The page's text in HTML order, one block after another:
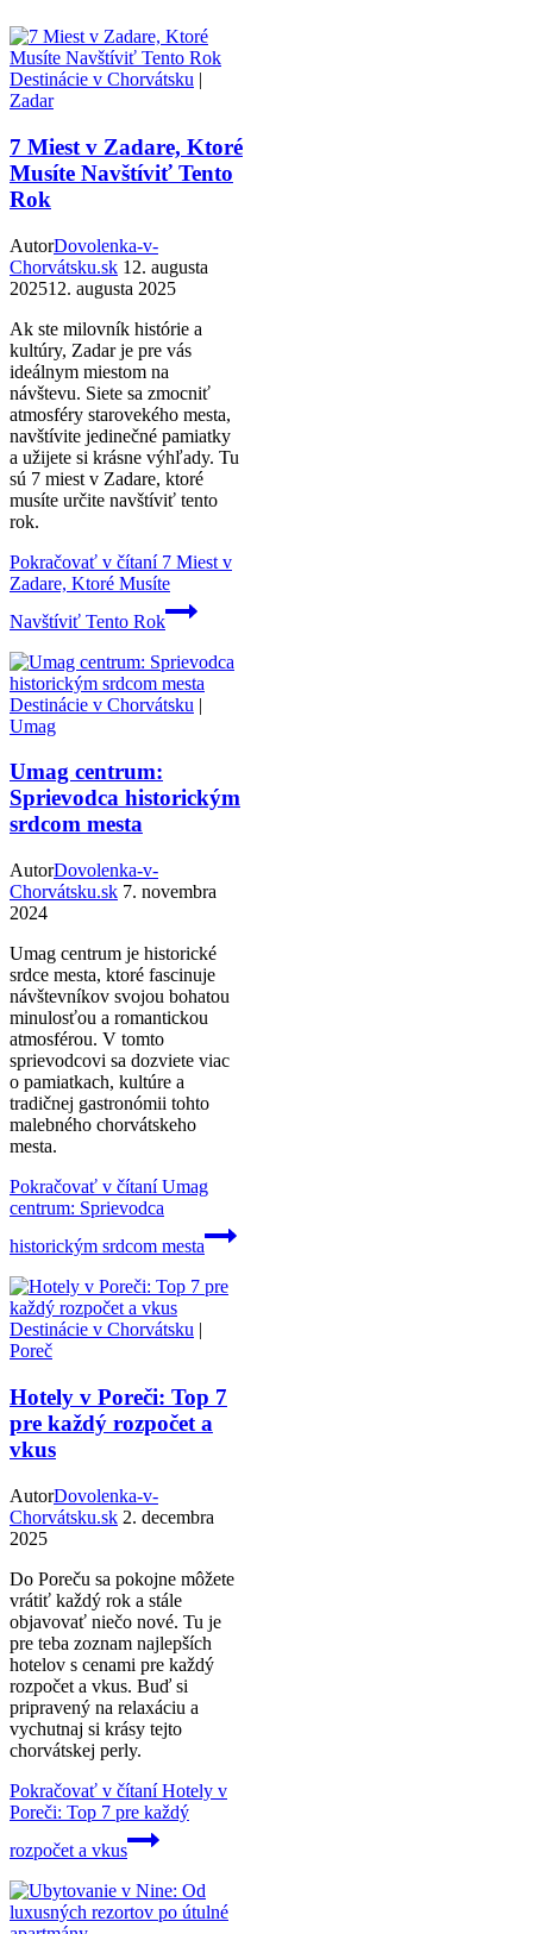
Destinácie v Chorvátsku |
Zadar
7 Miest v Zadare, Ktoré
Musíte Navštíviť Tento
Rok
AutorDovolenka-v-
Chorvátsku.sk 12. augusta
202512. augusta 2025
Ak ste milovník histórie a
kultúry, Zadar je pre vás
ideálnym miestom na
návštevu. Siete sa zmocniť
atmosféry starovekého mesta,
navštívite jedinečné pamiatky
a užijete si krásne výhľady. Tu
sú 7 miest v Zadare, ktoré
musíte určite navštíviť tento
rok.
Pokračovať v čítaní7 Miest v
Zadare, Ktoré Musíte
Navštíviť Tento Rok
Destinácie v Chorvátsku |
Umag
Umag centrum:
Sprievodca historickým
srdcom mesta
AutorDovolenka-v-
Chorvátsku.sk 7. novembra
2024
Umag centrum je historické
srdce mesta, ktoré fascinuje
návštevníkov svojou bohatou
minulosťou a romantickou
atmosférou. V tomto
sprievodcovi sa dozviete viac
o pamiatkach, kultúre a
tradičnej gastronómii tohto
malebného chorvátskeho
mesta.
Pokračovať v čítaníUmag
centrum: Sprievodca
historickým srdcom mesta
Destinácie v Chorvátsku |
Poreč
Hotely v Poreči: Top 7
pre každý rozpočet a
vkus
AutorDovolenka-v-
Chorvátsku.sk 2. decembra
2025
Do Poreču sa pokojne môžete
vrátiť každý rok a stále
objavovať niečo nové. Tu je
pre teba zoznam najlepších
hotelov s cenami pre každý
rozpočet a vkus. Buď si
pripravený na relaxáciu a
vychutnaj si krásy tejto
chorvátskej perly.
Pokračovať v čítaníHotely v
Poreči: Top 7 pre každý
rozpočet a vkus